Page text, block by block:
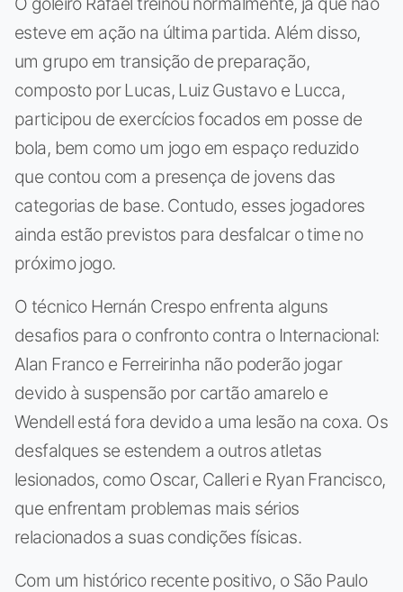
esteve em ação na última partida. Além disso,
um grupo em transição de preparação,
composto por Lucas, Luiz Gustavo e Lucca,
participou de exercícios focados em posse de
bola, bem como um jogo em espaço reduzido
que contou com a presença de jovens das
categorias de base. Contudo, esses jogadores
ainda estão previstos para desfalcar o time no
próximo jogo.
O técnico Hernán Crespo enfrenta alguns
desafios para o confronto contra o Internacional:
Alan Franco e Ferreirinha não poderão jogar
devido à suspensão por cartão amarelo e
Wendell está fora devido a uma lesão na coxa. Os
desfalques se estendem a outros atletas
lesionados, como Oscar, Calleri e Ryan Francisco,
que enfrentam problemas mais sérios
relacionados a suas condições físicas.
Com um histórico recente positivo, o São Paulo